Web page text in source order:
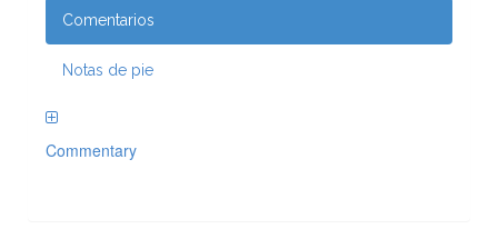
Comentarios
Notas de pie
Commentary